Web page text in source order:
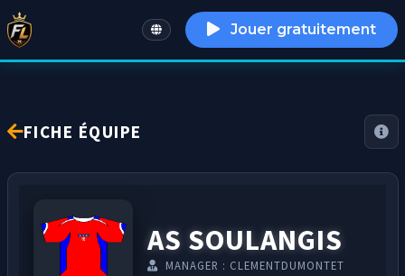
English Jouer gratuitement
FICHE ÉQUIPE
AS SOULANGIS
MANAGER : CLEMENTDUMONTET